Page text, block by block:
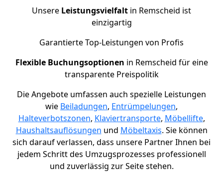
Unsere Leistungsvielfalt in Remscheid ist
einzigartig
Garantierte Top-Leistungen von Profis
Flexible Buchungsoptionen in Remscheid für eine
transparente Preispolitik
Die Angebote umfassen auch spezielle Leistungen
wie Beiladungen, Entrümpelungen,
Halteverbotszonen, Klaviertransporte, Möbellifte,
Haushaltsauflösungen und Möbeltaxis. Sie können
sich darauf verlassen, dass unsere Partner Ihnen bei
jedem Schritt des Umzugsprozesses professionell
und zuverlässig zur Seite stehen.